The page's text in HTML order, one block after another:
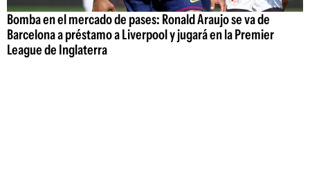
Bomba en el mercado de pases: Ronald Araujo se va de
Barcelona a préstamo a Liverpool y jugará en la Premier
League de Inglaterra